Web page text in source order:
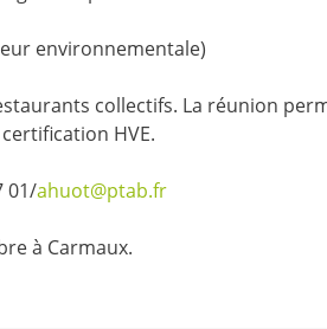
environnementale)
collectifs. La réunion
HVE.
01/ahuot@ptab.fr
à Carmaux.